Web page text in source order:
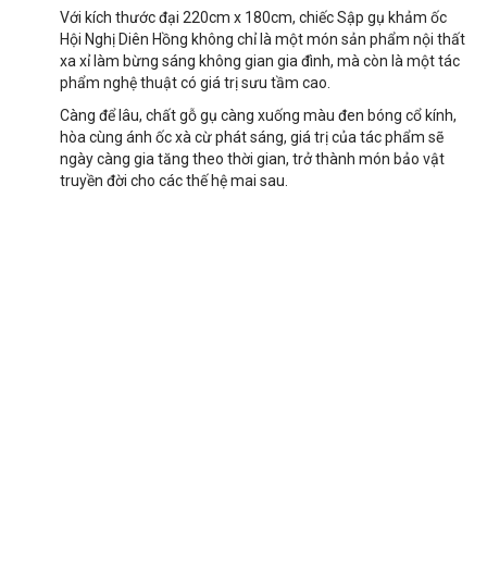
Với kích thước đại 220cm x 180cm, chiếc Sập gụ khảm ốc
Hội Nghị Diên Hồng không chỉ là một món sản phẩm nội thất
xa xỉ làm bừng sáng không gian gia đình, mà còn là một tác
phẩm nghệ thuật có giá trị sưu tầm cao.
Càng để lâu, chất gỗ gụ càng xuống màu đen bóng cổ kính,
hòa cùng ánh ốc xà cừ phát sáng, giá trị của tác phẩm sẽ
ngày càng gia tăng theo thời gian, trở thành món bảo vật
truyền đời cho các thế hệ mai sau.